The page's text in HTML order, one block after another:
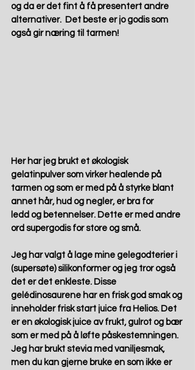
og da er det fint å få presentert andre
alternativer.  Det beste er jo godis som
også gir næring til tarmen!
Her har jeg brukt et økologisk
gelatinpulver som virker healende på
tarmen og som er med på å styrke blant
annet hår, hud og negler, er bra for
ledd og betennelser. Dette er med andre
ord supergodis for store og små.
Jeg har valgt å lage mine gelegodterier i
(supersøte) silikonformer og jeg tror også
det er det enkleste. Disse
gelédinosaurene har en frisk god smak og
inneholder frisk start juice fra Helios. Det
er en økologisk juice av frukt, gulrot og bær
som er med på å løfte påskestemningen.
Jeg har brukt stevia med vaniljesmak,
men du kan gjerne bruke en som ikke er